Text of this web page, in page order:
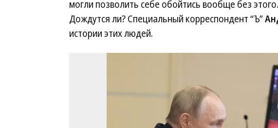
могли позволить себе обойтись вообще без
Дождутся ли? Специальный корреспондент “Ъ”
истории этих людей.